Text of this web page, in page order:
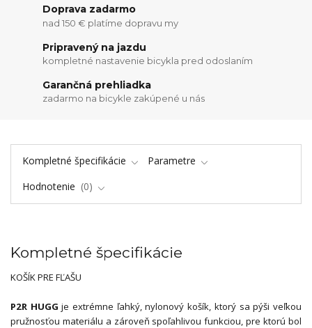
Doprava zadarmo
nad 150 € platíme dopravu my
Pripravený na jazdu
kompletné nastavenie bicykla pred odoslaním
Garančná prehliadka
zadarmo na bicykle zakúpené u nás
Kompletné špecifikácie
Parametre
Hodnotenie
0
Kompletné špecifikácie
KOŠÍK PRE FĽAŠU
P2R HUGG je extrémne ľahký, nylonový košík, ktorý sa pýši veľkou
pružnosťou materiálu a zároveň spoľahlivou funkciou, pre ktorú bol